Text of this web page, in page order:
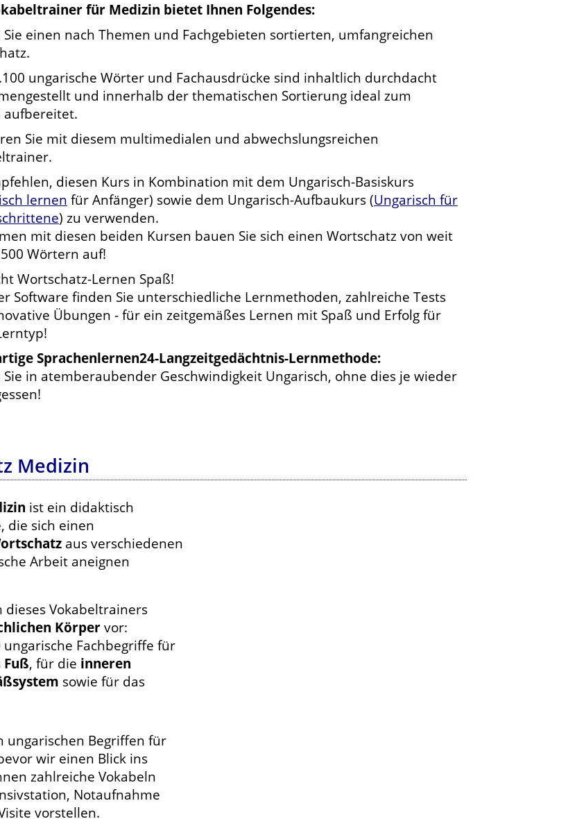
für Medizin bietet Ihnen Folgendes:
Sie einen nach Themen und Fachgebieten sortierten, umfangreichen
ungarische Wörter und Fachausdrücke sind inhaltlich durchdacht
und innerhalb der thematischen Sortierung ideal zum
aufbereitet.
Sie mit diesem multimedialen und abwechslungsreichen
diesen Kurs in Kombination mit dem Ungarisch-Basiskurs
lernen für Anfänger) sowie dem Ungarisch-Aufbaukurs (Ungarisch für
) zu verwenden.
mit diesen beiden Kursen bauen Sie sich einen Wortschatz von weit
Wörtern auf!
Wortschatz-Lernen Spaß!
Software finden Sie unterschiedliche Lernmethoden, zahlreiche Tests
Übungen - für ein zeitgemäßes Lernen mit Spaß und Erfolg für
Sprachenlernen24-Langzeitgedächtnis-Lernmethode:
Sie in atemberaubender Geschwindigkeit Ungarisch, ohne dies je wieder
Medizin
ist ein didaktisch
die sich einen
aus verschiedenen
Arbeit aneignen
Vokabeltrainers
Körpervor:
Fachbegriffe für
Fuß, für die inneren
sowie für das
ungarischen Begriffen für
wir einen Blick ins
zahlreiche Vokabeln
Notaufnahme
vorstellen.